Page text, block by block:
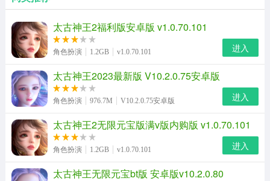
太古神王2福利版安卓版 v1.0.70.101
角色扮演 1.2GB v1.0.70.101 进入
太古神王2023最新版 V10.2.0.75安卓版
角色扮演 976.7M V10.2.0.75安卓版 进入
太古神王2无限元宝版满v版内购版 v1.0.70.101
角色扮演 1.2GB v1.0.70.101 进入
太古神王无限元宝bt版 安卓版v10.2.0.80